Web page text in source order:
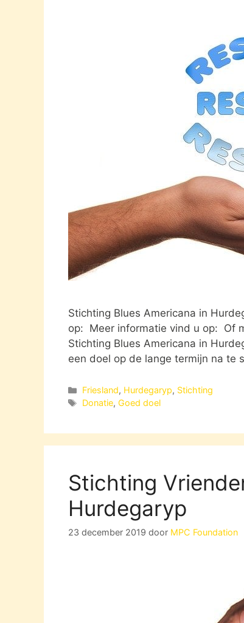
Stichting Blues Americana in
op: Meer informatie vind u op: Of
Stichting Blues Americana in
een doel op de lange termijn na te
Categorieën
Friesland, Hurdegaryp, Stichting
Tags
Donatie,Goed doel
Stichting
Hurdegaryp
23 december 2019 door MPC Foundation